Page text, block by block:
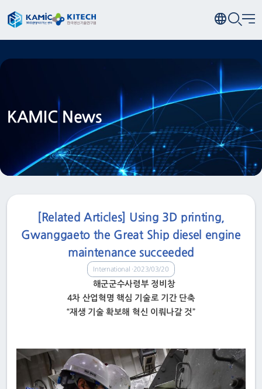
KAMIC News
[Related Articles] Using 3D printing,
Gwanggaeto the Great Ship diesel engine
maintenance succeeded
International 2023/03/20
해군군수사령부 정비창
4차 산업혁명 핵심 기술로 기간 단축
“재생 기술 확보해 혁신 이뤄나갈 것”